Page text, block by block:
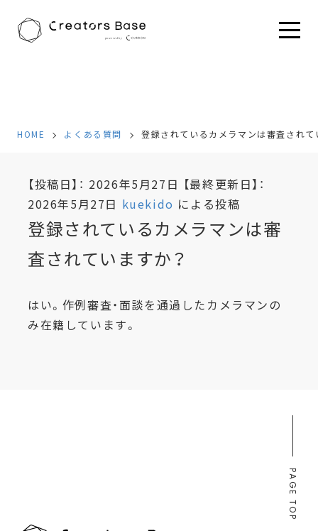
HOME
HOME よくある質問 登録されているカメラマンは審査されて
【投稿日】： 2026年5月27日 【最終更新日】：
2026年5月27日 kuekido による投稿
登録されているカメラマンは審
査されていますか？
はい。作例審査・面談を通過したカメラマンの
み在籍しています。
PAGE TOP